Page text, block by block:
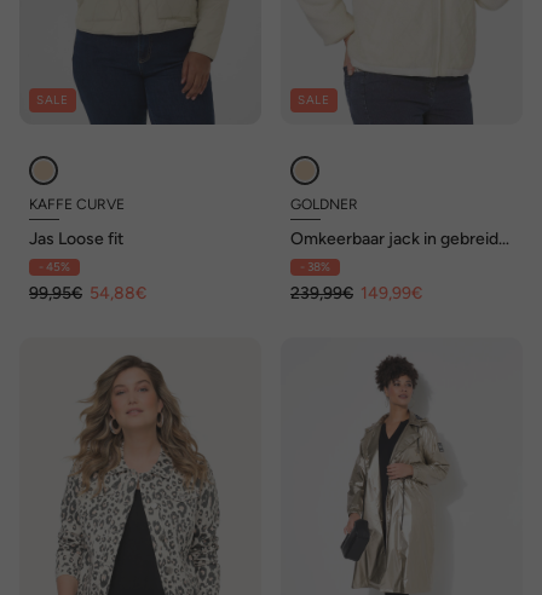
SALE
KAFFE CURVE
Jas Loose fit
- 45%
99,95€ 54,88€
SALE
GOLDNER
Omkeerbaar jack in gebreide
of gewatteerde look
- 38%
239,99€ 149,99€